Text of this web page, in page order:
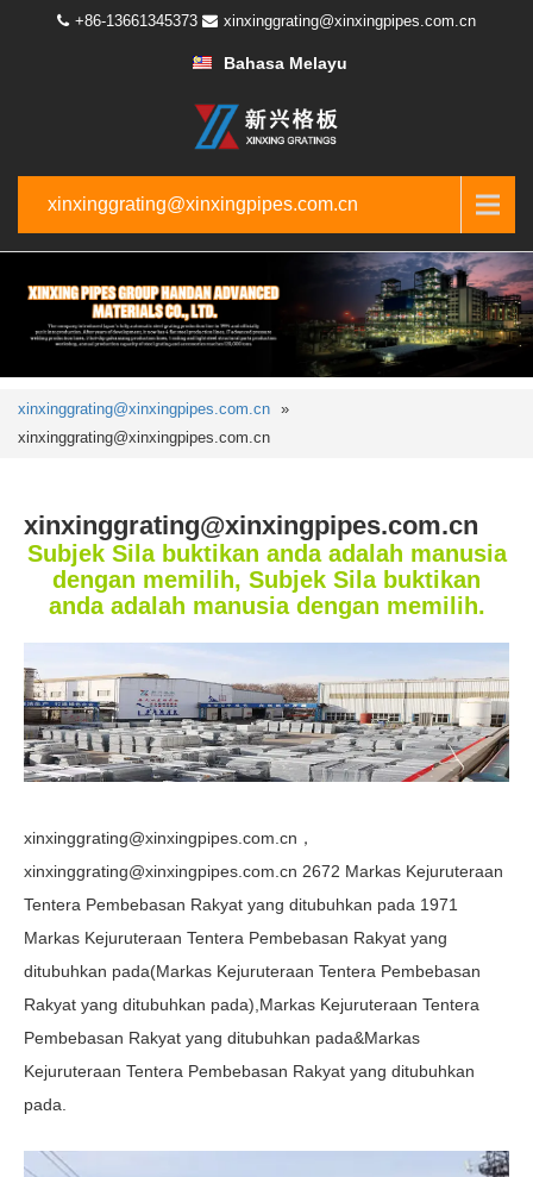
+86-13661345373 xinxinggrating@xinxingpipes.com.cn
Bahasa Melayu
xinxinggrating@xinxingpipes.com.cn
xinxinggrating@xinxingpipes.com.cn »
xinxinggrating@xinxingpipes.com.cn
xinxinggrating@xinxingpipes.com.cn
Subjek Sila buktikan anda adalah manusia
dengan memilih, Subjek Sila buktikan
anda adalah manusia dengan memilih.
xinxinggrating@xinxingpipes.com.cn，
xinxinggrating@xinxingpipes.com.cn 2672 Markas Kejuruteraan
Tentera Pembebasan Rakyat yang ditubuhkan pada 1971
Markas Kejuruteraan Tentera Pembebasan Rakyat yang
ditubuhkan pada(Markas Kejuruteraan Tentera Pembebasan
Rakyat yang ditubuhkan pada),Markas Kejuruteraan Tentera
Pembebasan Rakyat yang ditubuhkan pada&Markas
Kejuruteraan Tentera Pembebasan Rakyat yang ditubuhkan
pada.